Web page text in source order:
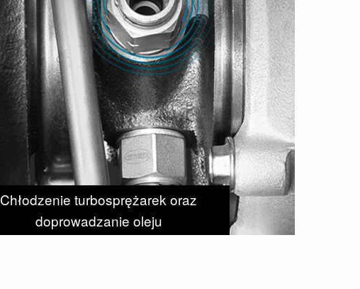
Chłodzenie turbosprężarek oraz
doprowadzanie oleju